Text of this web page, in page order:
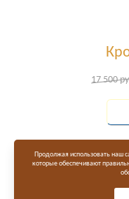
17 500
Продолжая использовать наш
которые обеспечивают